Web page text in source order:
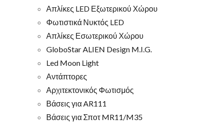
Απλίκες LED Εξωτερικού Χώρου
Φωτιστικά Νυκτός LED
Απλίκες Εσωτερικού Χώρου
GloboStar ALIEN Design M.I.G.
Led Moon Light
Αντάπτορες
Αρχιτεκτονικός Φωτισμός
Βάσεις για AR111
Βάσεις για Σποτ MR11/M35